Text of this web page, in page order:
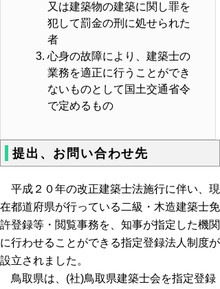
又は建築物の建築に関し罪を
犯して罰金の刑に処せられた
者
心身の故障により、建築士の
業務を適正に行うことができ
ないものとして国土交通省令
で定めるもの
提出、お問い合わせ先
平成２０年の改正建築士法施行に伴い、現
在都道府県が行っている二級・木造建築士免
許登録等・閲覧事務を、知事が指定した機関
に行わせることができる指定登録法人制度が
設立されました。
鳥取県は、(社)鳥取県建築士会を指定登録